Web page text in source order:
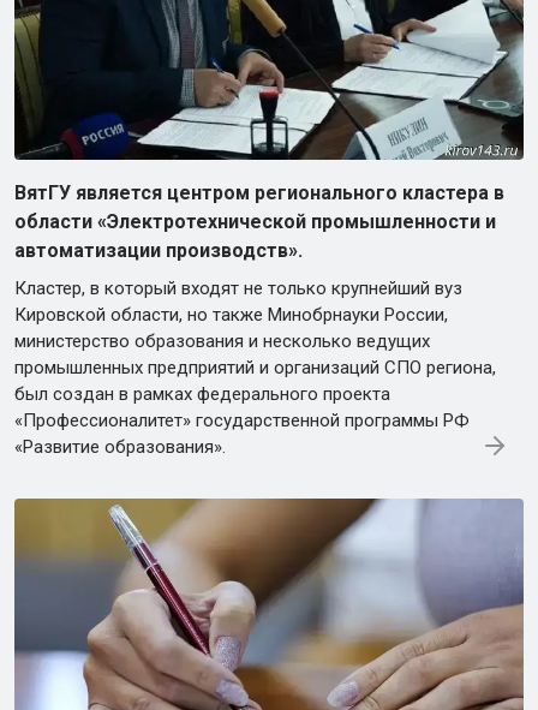
ВятГУ является центром регионального кластера в
области «Электротехнической промышленности и
автоматизации производств».
Кластер, в который входят не только крупнейший вуз
Кировской области, но также Минобрнауки России,
министерство образования и несколько ведущих
промышленных предприятий и организаций СПО региона,
был создан в рамках федерального проекта
«Профессионалитет» государственной программы РФ
«Развитие образования».